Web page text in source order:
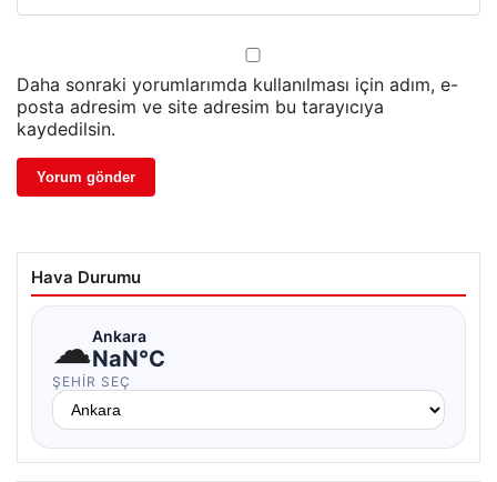
Daha sonraki yorumlarımda kullanılması için adım, e-
posta adresim ve site adresim bu tarayıcıya
kaydedilsin.
Hava Durumu
☁Ankara
NaN°C
ŞEHIR SEÇ